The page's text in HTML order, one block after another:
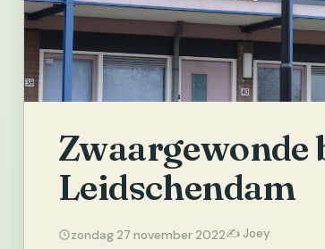
Leidschendam
zondag 27 november 2022✍️ Joey